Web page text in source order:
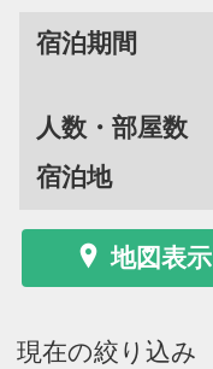
宿泊期間
人数・部屋数
宿泊地
地図表示
現在の絞り込み